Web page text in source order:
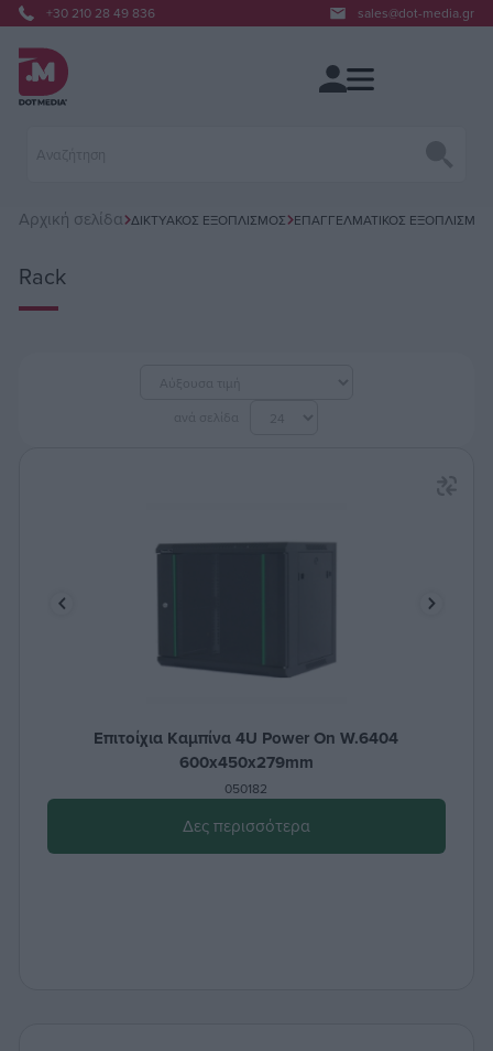
+30 210 28 49 836 sales@dot-media.gr
Αρχική σελίδα ΔΙΚΤΥΑΚΌΣ ΕΞΟΠΛΙΣΜΌΣ ΕΠΑΓΓΕΛΜΑΤΙΚΌΣ ΕΞΟΠΛΙΣΜΌΣ
Rack
Επιτοίχια Καμπίνα 4U Power On W.6404
600x450x279mm
050182
Δες περισσότερα